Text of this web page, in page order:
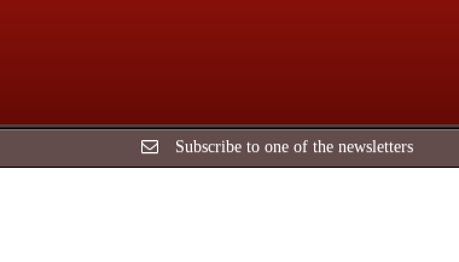
Subscribe to one of the newsletters